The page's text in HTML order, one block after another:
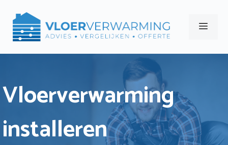
naar
Menu
Vloerverwarming
installeren